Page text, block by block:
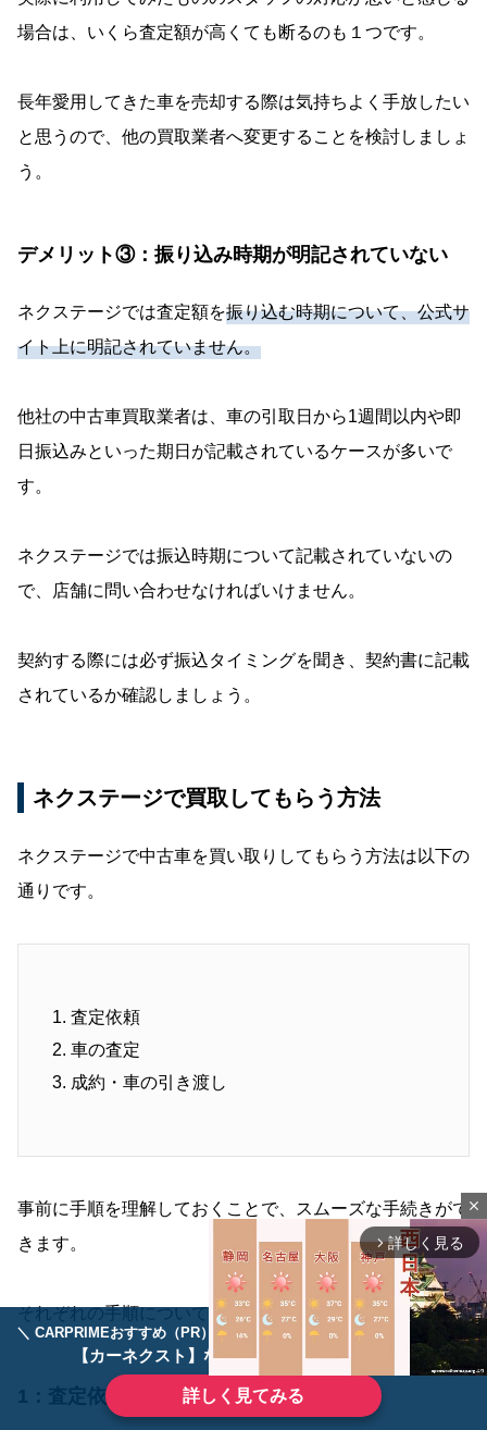
＼ CARPRIMEおすすめ（PR） ／ディーラーで手放すのはもったいない！
【カーネクスト】ならどんなクルマも高価買取
詳しく見てみる
場合は、いくら査定額が高くても断るのも１つです。
長年愛用してきた車を売却する際は気持ちよく手放したい
と思うので、他の買取業者へ変更することを検討しましょ
う。
デメリット③：振り込み時期が明記されていない
ネクステージでは査定額を振り込む時期について、公式サ
イト上に明記されていません。
他社の中古車買取業者は、車の引取日から1週間以内や即
日振込みといった期日が記載されているケースが多いで
す。
ネクステージでは振込時期について記載されていないの
で、店舗に問い合わせなければいけません。
契約する際には必ず振込タイミングを聞き、契約書に記載
されているか確認しましょう。
ネクステージで買取してもらう方法
ネクステージで中古車を買い取りしてもらう方法は以下の
通りです。
査定依頼
車の査定
成約・車の引き渡し
事前に手順を理解しておくことで、スムーズな手続きがで
きます。
それぞれの手順について詳しく解説します。
1：査定依頼
close
arrow_forward_ios 詳しく見る